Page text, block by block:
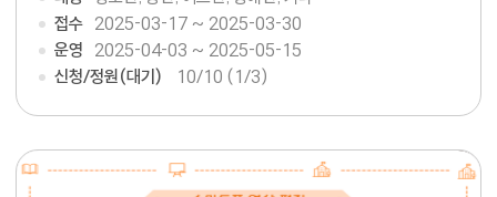
접수 2025-03-17 ~ 2025-03-30
운영 2025-04-03 ~ 2025-05-15
신청/정원(대기)
10/10 (1/3)